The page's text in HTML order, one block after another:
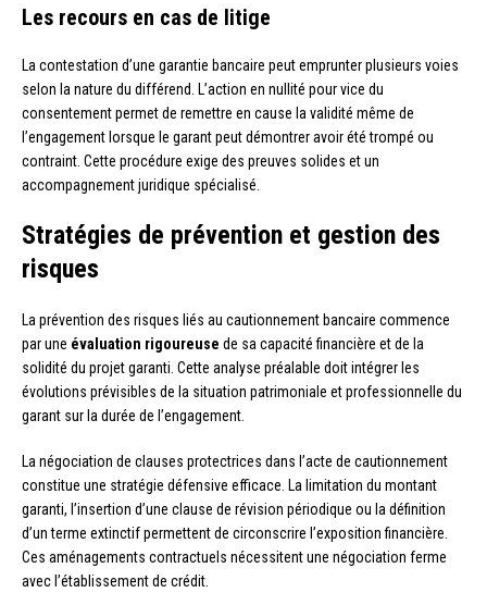
Les recours en cas de litige
La contestation d’une garantie bancaire peut emprunter plusieurs voies
selon la nature du différend. L’action en nullité pour vice du
consentement permet de remettre en cause la validité même de
l’engagement lorsque le garant peut démontrer avoir été trompé ou
contraint. Cette procédure exige des preuves solides et un
accompagnement juridique spécialisé.
Stratégies de prévention et gestion des
risques
La prévention des risques liés au cautionnement bancaire commence
par une évaluation rigoureuse de sa capacité financière et de la
solidité du projet garanti. Cette analyse préalable doit intégrer les
évolutions prévisibles de la situation patrimoniale et professionnelle du
garant sur la durée de l’engagement.
La négociation de clauses protectrices dans l’acte de cautionnement
constitue une stratégie défensive efficace. La limitation du montant
garanti, l’insertion d’une clause de révision périodique ou la définition
d’un terme extinctif permettent de circonscrire l’exposition financière.
Ces aménagements contractuels nécessitent une négociation ferme
avec l’établissement de crédit.